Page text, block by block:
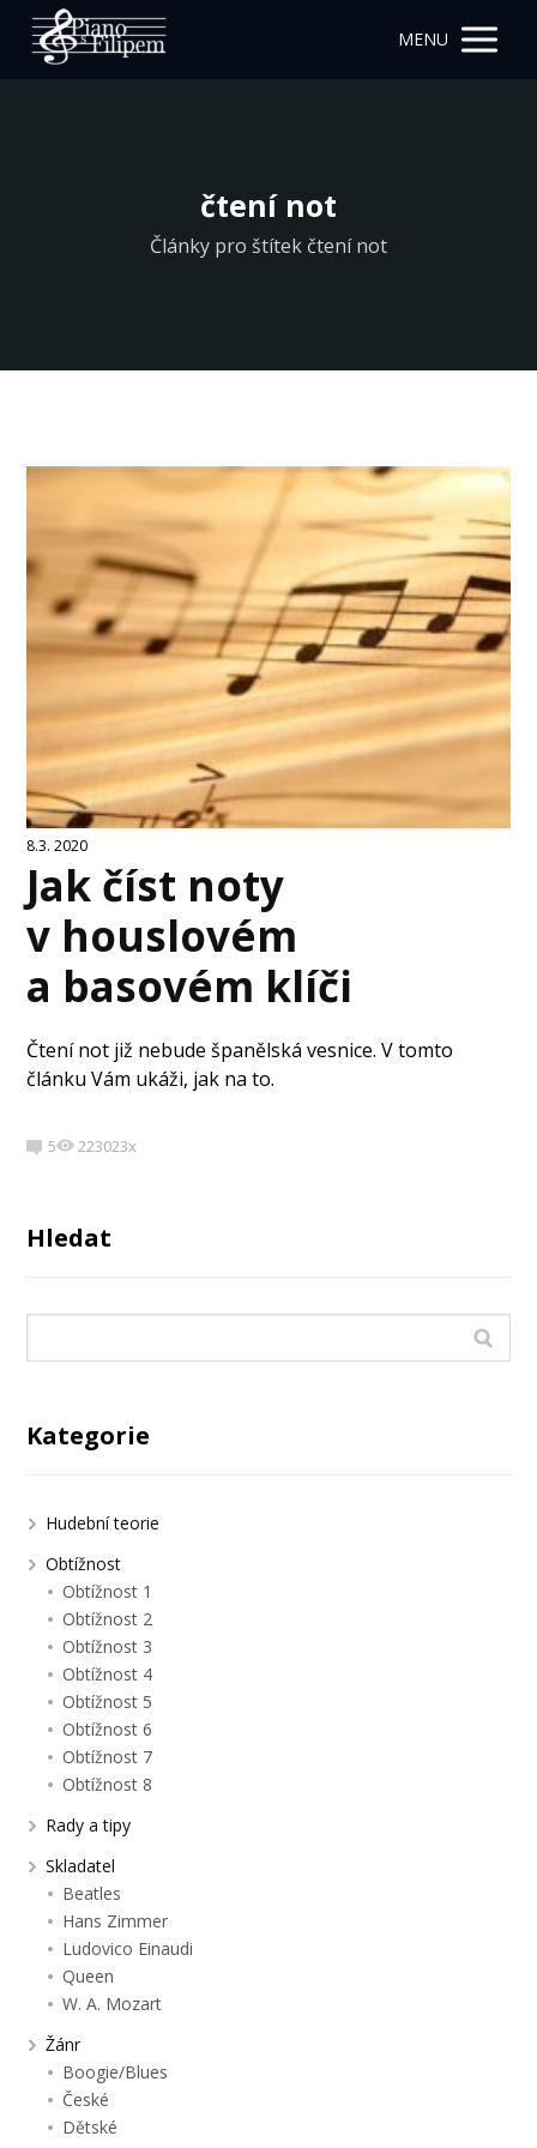
MENU
čtení not
Články pro štítek čtení not
8.3. 2020
Jak číst noty
v houslovém
a basovém klíči
Čtení not již nebude španělská vesnice. V tomto
článku Vám ukáži, jak na to.
5 223023x
Hledat
Kategorie
Hudební teorie
Obtížnost
Obtížnost 1
Obtížnost 2
Obtížnost 3
Obtížnost 4
Obtížnost 5
Obtížnost 6
Obtížnost 7
Obtížnost 8
Rady a tipy
Skladatel
Beatles
Hans Zimmer
Ludovico Einaudi
Queen
W. A. Mozart
Žánr
Boogie/Blues
České
Dětské